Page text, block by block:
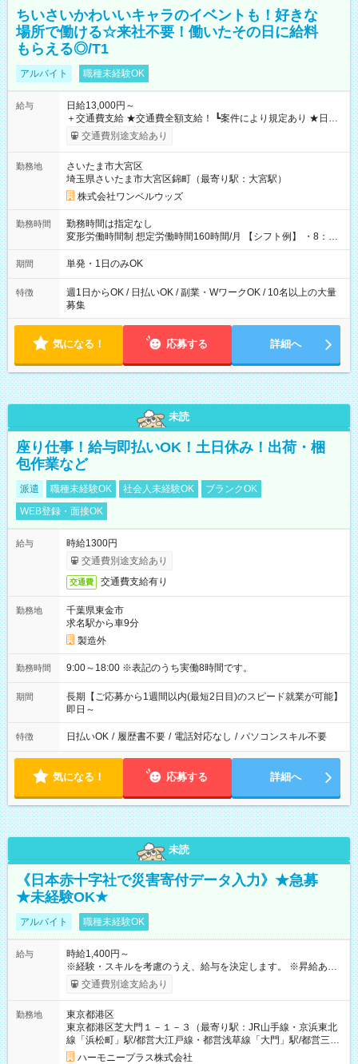
ちいさいかわいいキャラのイベントも！好きな
場所で働ける☆来社不要！働いたその日に給料
もらえる◎/T1
アルバイト 職種未経験OK
給与
日給13,000円～
＋交通費支給 ★交通費全額支給！ ┗案件により規定あり ★日払
いOK！（規定あり） ┗働いたその日に現金GET♪ お仕事後はコ
ンビニATMから 日払い分を引き落とせます！ 【試用期間】試
交通費別途支給あり
勤務地
さいたま市大宮区
埼玉県さいたま市大宮区錦町（最寄り駅：大宮駅）
株式会社ワンベルウッズ
勤務時間
勤務時間は指定なし
変形労働時間制 想定労働時間160時間/月 【シフト例】 ・8：00
～21：00
期間 単発・1日のみOK
特徴
週1日からOK / 日払いOK / 副業・WワークOK / 10名以上の大量
募集
気になる！ 応募する 詳細へ
未読
座り仕事！給与即払いOK！土日休み！出荷・梱
包作業など
派遣 職種未経験OK 社会人未経験OK
ブランクOK
WEB登録・面接OK
給与
時給1300円
交通費別途支給あり
交通費 交通費支給有り
勤務地
千葉県東金市
求名駅から車9分
製造外
勤務時間 9:00～18:00 ※表記のうち実働8時間です。
期間
長期【ご応募から1週間以内(最短2日目)のスピード就業が可能】
即日～
特徴 日払いOK / 履歴書不要 / 電話対応なし / パソコンスキル不要
気になる！ 応募する 詳細へ
未読
《日本赤十字社で災害寄付データ入力》★急募
★未経験OK★
アルバイト 職種未経験OK
給与
時給1,400円～
※経験・スキルを考慮のうえ、給与を決定します。 ※昇給あり
（勤務実績・評価による） ※残業が発生した場合は、時間外手
当を全額支給します。 ※交通費支給（月額上限50,000円／当社
間中も給与・待遇に変更はありません。 【試用期間】試用期間
あり 試用期間の長さ：1ヶ月 雇用形態、給与は本採用時と同じ
です。 試用期間中は、健康保険などの福利厚生の一部が制限さ
れる可能性があります。
交通費別途支給あり
勤務地
東京都港区
東京都港区芝大門１－１－３（最寄り駅：JR山手線・京浜東北
線「浜松町」駅/都営大江戸線・都営浅草線「⼤⾨」駅/都営三田
線「御成⾨」駅）
ハーモニープラス株式会社